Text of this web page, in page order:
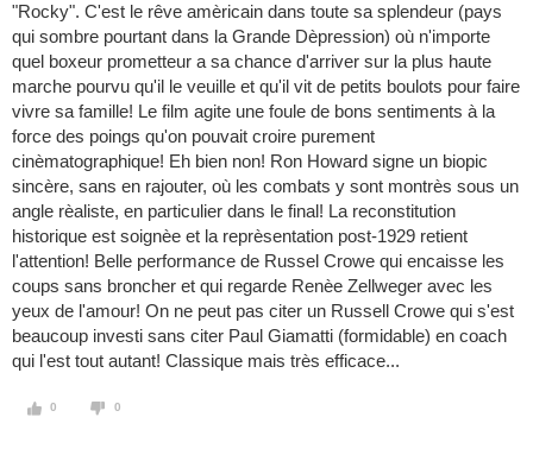
"Rocky". C'est le rêve amèricain dans toute sa splendeur (pays
qui sombre pourtant dans la Grande Dèpression) où n'importe
quel boxeur prometteur a sa chance d'arriver sur la plus haute
marche pourvu qu'il le veuille et qu'il vit de petits boulots pour faire
vivre sa famille! Le film agite une foule de bons sentiments à la
force des poings qu'on pouvait croire purement
cinèmatographique! Eh bien non! Ron Howard signe un biopic
sincère, sans en rajouter, où les combats y sont montrès sous un
angle rèaliste, en particulier dans le final! La reconstitution
historique est soignèe et la reprèsentation post-1929 retient
l'attention! Belle performance de Russel Crowe qui encaisse les
coups sans broncher et qui regarde Renèe Zellweger avec les
yeux de l'amour! On ne peut pas citer un Russell Crowe qui s'est
beaucoup investi sans citer Paul Giamatti (formidable) en coach
qui l'est tout autant! Classique mais très efficace...
0 0